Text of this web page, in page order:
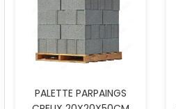
PALETTE PARPAINGS